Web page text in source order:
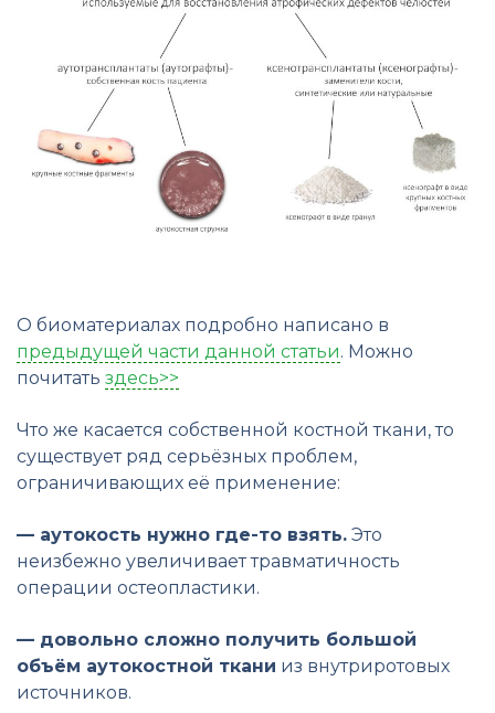
О биоматериалах подробно написано в
предыдущей части данной статьи. Можно
почитать здесь>>
Что же касается собственной костной ткани, то
существует ряд серьёзных проблем,
ограничивающих её применение:
— аутокость нужно где-то взять. Это
неизбежно увеличивает травматичность
операции остеопластики.
— довольно сложно получить большой
объём аутокостной ткани из внутриротовых
источников.